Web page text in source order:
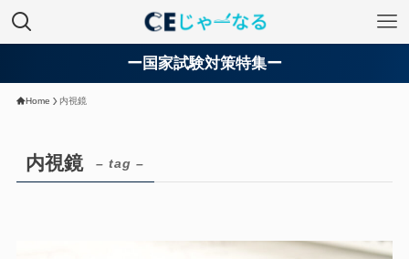
ー国家試験対策特集ー
Home 内視鏡
内視鏡 – tag –